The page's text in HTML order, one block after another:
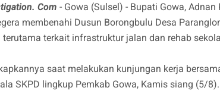
Com - Gowa (Sulsel) - Bupati Gowa,
membenahi Dusun Borongbulu Desa
terutama terkait infrastruktur jalan dan rehab
saat melakukan kunjungan kerja
SKPD lingkup Pemkab Gowa, Kamis siang (5/8).